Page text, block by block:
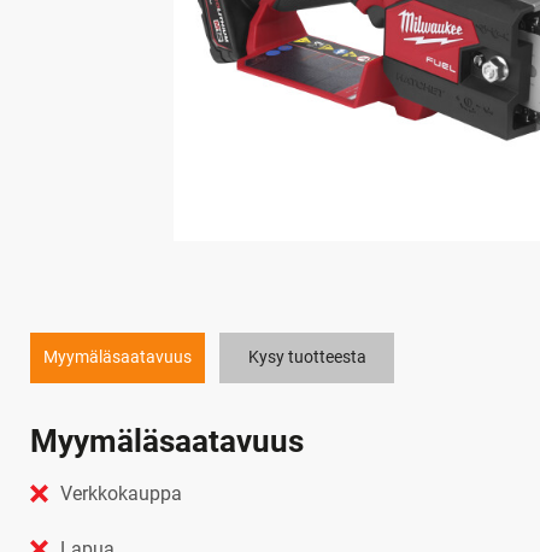
Myymäläsaatavuus Kysy tuotteesta
Myymäläsaatavuus
Verkkokauppa